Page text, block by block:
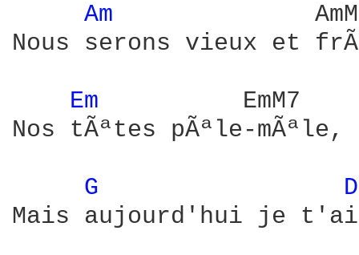
Am
Nous serons vieux et
Em
         EmM7
Nos tÃªtes pÃªle-
G
Mais aujourd'hui je